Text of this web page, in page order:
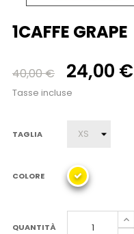
1CAFFE GRAPE
40,00 € 24,00 €
Tasse incluse
TAGLIA
COLORE
QUANTITÀ